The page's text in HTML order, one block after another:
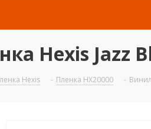
Hexis Jazz
Hexis - Пленка HX20000 -